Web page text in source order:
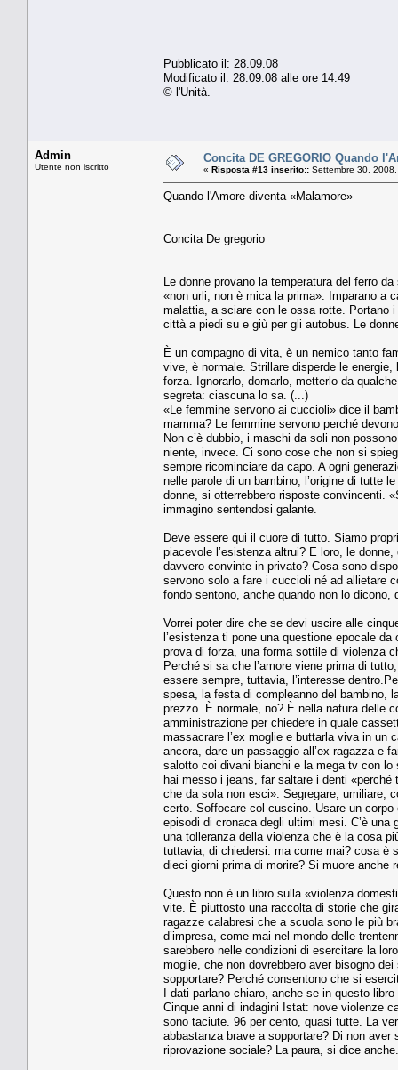
Pubblicato il: 28.09.08
Modificato il: 28.09.08 alle ore 14.49
© l'Unità.
Admin
Utente non iscritto
Concita DE GREGORIO Quando
« Risposta #13 inserito:: Settembre 30,
Quando l'Amore diventa «Malamore»
Concita De gregorio
Le donne provano la temperatura del ferro
«non urli, non è mica la prima». Imparano a
malattia, a sciare con le ossa rotte. Portano
città a piedi su e giù per gli autobus. Le
È un compagno di vita, è un nemico tanto
vive, è normale. Strillare disperde le
forza. Ignorarlo, domarlo, metterlo da
segreta: ciascuna lo sa. (...)
«Le femmine servono ai cuccioli» dice il
mamma? Le femmine servono perché
Non c’è dubbio, i maschi da soli non
niente, invece. Ci sono cose che non si
sempre ricominciare da capo. A ogni
nelle parole di un bambino, l’origine di tutte
donne, si otterrebbero risposte convincenti.
immagino sentendosi galante.
Deve essere qui il cuore di tutto. Siamo
piacevole l’esistenza altrui? E loro, le
davvero convinte in privato? Cosa sono
servono solo a fare i cuccioli né ad allietare
fondo sentono, anche quando non lo dicono,
Vorrei poter dire che se devi uscire alle
l’esistenza ti pone una questione epocale
prova di forza, una forma sottile di violenza
Perché si sa che l’amore viene prima di
essere sempre, tuttavia, l’interesse
spesa, la festa di compleanno del bambino,
prezzo. È normale, no? È nella natura delle
amministrazione per chiedere in quale
massacrare l’ex moglie e buttarla viva in un
ancora, dare un passaggio all’ex ragazza e
salotto coi divani bianchi e la mega tv con
hai messo i jeans, far saltare i denti
che da sola non esci». Segregare, umiliare,
certo. Soffocare col cuscino. Usare un
episodi di cronaca degli ultimi mesi. C’è una
una tolleranza della violenza che è la cosa
tuttavia, di chiedersi: ma come mai? cosa è
dieci giorni prima di morire? Si muore
Questo non è un libro sulla «violenza
vite. È piuttosto una raccolta di storie che
ragazze calabresi che a scuola sono le più
d’impresa, come mai nel mondo delle
sarebbero nelle condizioni di esercitare la
moglie, che non dovrebbero aver bisogno
sopportare? Perché consentono che si
I dati parlano chiaro, anche se in questo
Cinque anni di indagini Istat: nove violenze
sono taciute. 96 per cento, quasi tutte. La
abbastanza brave a sopportare? Di non
riprovazione sociale? La paura, si dice anche.